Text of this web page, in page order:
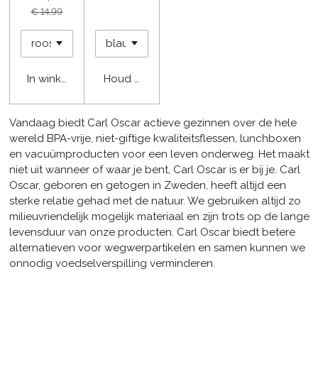
€ 14,99
In winkelwagenHoud mij op de hoogte
Vandaag biedt Carl Oscar actieve gezinnen over de hele
wereld BPA-vrije, niet-giftige kwaliteitsflessen, lunchboxen
en vacuümproducten voor een leven onderweg. Het maakt
niet uit wanneer of waar je bent, Carl Oscar is er bij je. Carl
Oscar, geboren en getogen in Zweden, heeft altijd een
sterke relatie gehad met de natuur. We gebruiken altijd zo
milieuvriendelijk mogelijk materiaal en zijn trots op de lange
levensduur van onze producten. Carl Oscar biedt betere
alternatieven voor wegwerpartikelen en samen kunnen we
onnodig voedselverspilling verminderen.